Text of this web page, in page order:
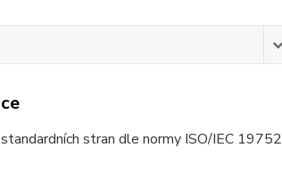
stran dle normy ISO/IEC 19752